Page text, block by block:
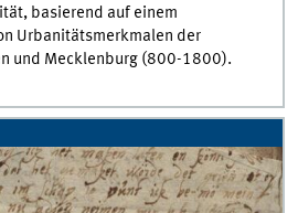
basierend auf einem
Urbanitätsmerkmalen der
und Mecklenburg (800-1800).